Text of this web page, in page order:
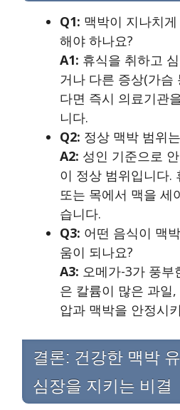
Q1: 맥박이 지나치
해야 하나요?
A1: 휴식을 취하고
거나 다른 증상(가슴
다면 즉시 의료기관
니다.
Q2: 정상 맥박 범위
A2: 성인 기준으로
이 정상 범위입니다.
또는 목에서 맥을 세
습니다.
Q3: 어떤 음식이 맥
움이 되나요?
A3: 오메가-3가 풍부
은 칼륨이 많은 과일
압과 맥박을 안정시
결론: 건강한 맥박
심장을 지키는 비결